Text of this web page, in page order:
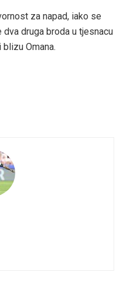
za napad, iako se
dva druga broda u tjesnacu
Omana.